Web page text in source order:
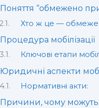
Поняття “обмежено
Хто ж це —
Процедура мобілізації
Ключові етапи
Юридичні аспекти
Нормативні акти:
Причини, чому можуть